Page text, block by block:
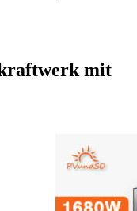
mit